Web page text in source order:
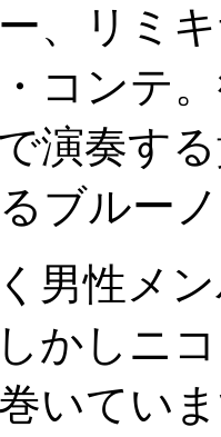
、リミ
コンテ
演奏す
ブルー
男性メ
かしニ
いてい